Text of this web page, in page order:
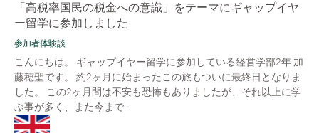
「高税率国民の税金への意識」をテーマにギャップイヤ
ー留学に参加しました
参加者体験談
こんにちは。 ギャップイヤー留学に参加している経営学部2年 加
藤穂聖です。 約2ヶ月に始まったこの旅もついに最終日となりま
した。 この2ヶ月間は不安も恐怖もありましたが、それ以上に学
ぶ事が多く、また今まで...